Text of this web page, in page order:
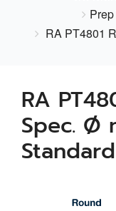
RA PT4801
RA
Spec. Ø
Standard